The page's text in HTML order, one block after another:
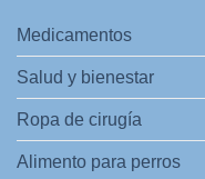
Medicamentos
Salud y bienestar
Ropa de cirugía
Alimento para perros